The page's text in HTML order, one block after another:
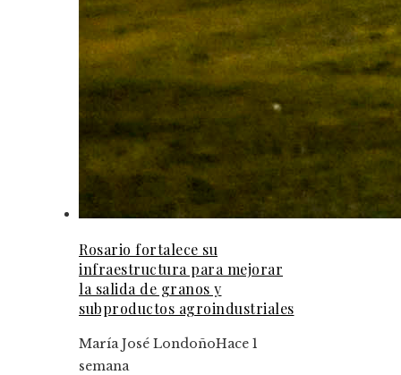
Rosario fortalece su
infraestructura para mejorar
la salida de granos y
subproductos agroindustriales
María José LondoñoHace 1
semana